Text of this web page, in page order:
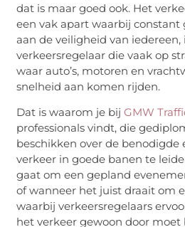
dat is maar goed ook. Het
een vak apart waarbij
aan de veiligheid van
verkeersregelaar die vaak op
waar auto’s, motoren en
snelheid aan komen rijden.
Dat is waarom je bijGMW
professionals vindt, die
beschikken over de benodigde
verkeer in goede banen te
gaat om een gepland
of wanneer het juist draait om
waarbij verkeersregelaars
het verkeer gewoon door